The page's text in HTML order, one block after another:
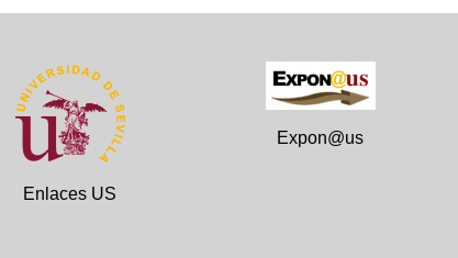
Enlaces US
Expon@us